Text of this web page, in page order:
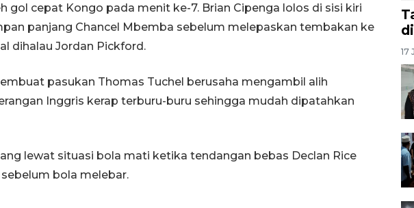
gol cepat Kongo pada menit ke-7. Brian Cipenga lolos di sisi kiri
panjang Chancel Mbemba sebelum melepaskan tembakan ke
dihalau Jordan Pickford.
pasukan Thomas Tuchel berusaha mengambil alih
Inggris kerap terburu-buru sehingga mudah dipatahkan
lewat situasi bola mati ketika tendangan bebas Declan Rice
bola melebar.
17